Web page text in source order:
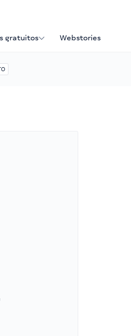
gratuitos Webstories